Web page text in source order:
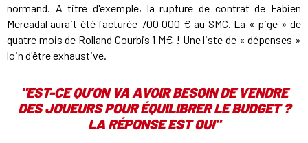
normand. A titre d'exemple, la rupture de contrat de Fabien
Mercadal aurait été facturée 700 000 € au SMC. La « pige » de
quatre mois de Rolland Courbis 1 M€ ! Une liste de « dépenses »
loin d'être exhaustive.
"EST-CE QU'ON VA AVOIR BESOIN DE VENDRE
DES JOUEURS POUR ÉQUILIBRER LE BUDGET ?
LA RÉPONSE EST OUI"